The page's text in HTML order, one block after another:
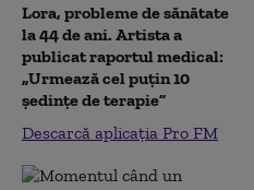
Lora, probleme de sănătate
la 44 de ani. Artista a
publicat raportul medical:
„Urmează cel puțin 10
ședințe de terapie”
Descarcă aplicația Pro FM